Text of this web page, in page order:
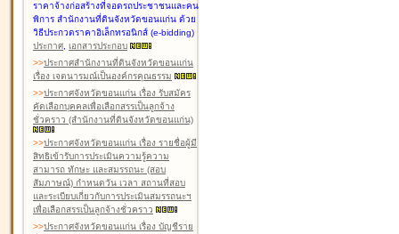
ราคาจ้างก่อสร้างที่จอดรถประชาชนและคน
พิการ สำนักงานที่ดินจังหวัดขอนแก่น ด้วย
วิธีประกวดราคาอิเล็กทรอนิกส์ (e-bidding)
ประกาศ, เอกสารประกอบ
>>ประกาศสำนักงานที่ดินจังหวัดขอนแก่น
เรื่อง เจตนารมณ์เป็นองค์กรคุณธรรม
>>ประกาศจังหวัดขอนแก่น เรื่อง รับสมัคร
คัดเลือกบุคคลเพื่อเลือกสรรเป็นลูกจ้าง
ชั่วคราว (สำนักงานที่ดินจังหวัดขอนแก่น)
>>ประกาศจังหวัดขอนแก่น เรื่อง รายชื่อผู้มี
สิทธิเข้ารับการประเมินความรู้ความ
สามารถ ทักษะ และสมรรถนะ (สอบ
สัมภาษณ์) กำหนดวัน เวลา สถานที่สอบ
และระเบียบเกี่ยวกับการประเมินสมรรถนะฯ
เพื่อเลือกสรรเป็นลูกจ้างชั่วคราว
>>ประกาศจังหวัดขอนแก่น เรื่อง บัญชีราย